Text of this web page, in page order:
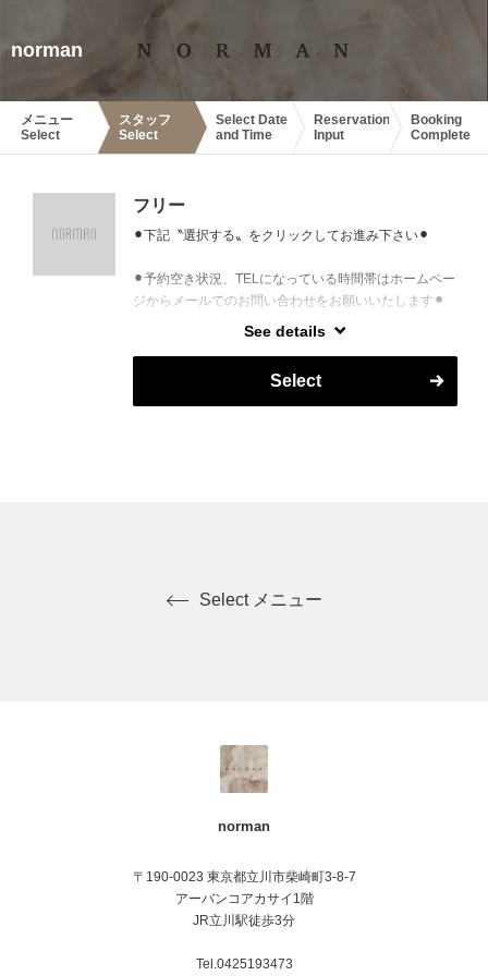
norman
メニュー
Select
スタッフ
Select
Select Date
and Time
Reservation
Input
Booking
Complete
フリー
⚫︎下記〝選択する〟をクリックしてお進み下さい⚫︎
⚫︎予約空き状況、TELになっている時間帯はホームペー
ジからメールでのお問い合わせをお願いいたします⚫︎
See details
Select
Select メニュー
norman
〒190-0023 東京都立川市柴崎町3-8-7
アーバンコアカサイ1階
JR立川駅徒歩3分
Tel.0425193473